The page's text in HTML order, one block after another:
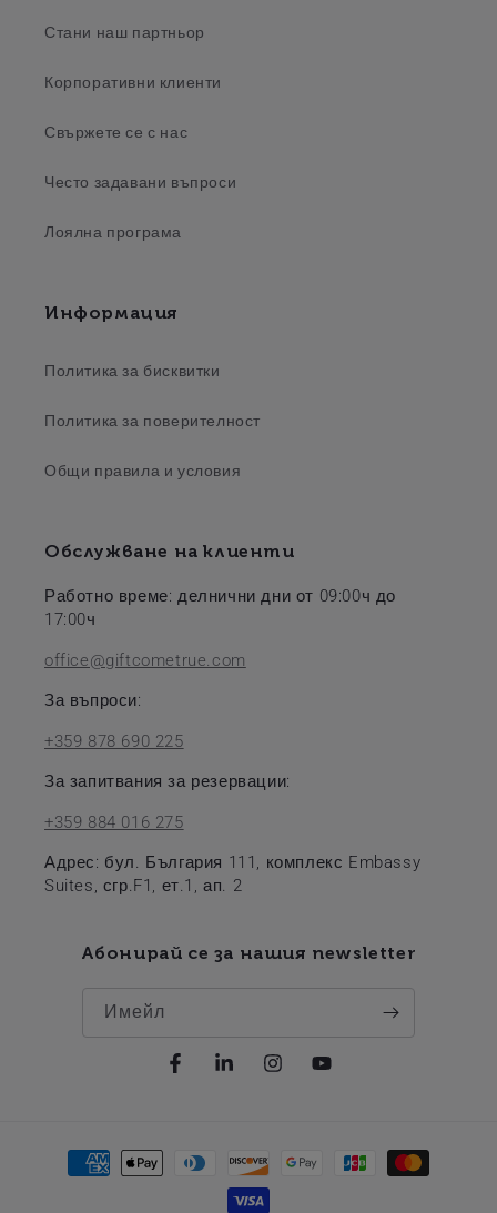
Стани наш партньор
Корпоративни клиенти
Свържете се с нас
Често задавани въпроси
Лоялна програма
Информация
Политика за бисквитки
Политика за поверителност
Общи правила и условия
Обслужване на клиенти
Работно време: делнични дни от 09:00ч до
17:00ч
office@giftcometrue.com
За въпроси:
+359 878 690 225
За запитвания за резервации:
+359 884 016 275
Адрес: бул. България 111, комплекс Embassy
Suites, сгр.F1, ет.1, ап. 2
Абонирай се за нашия newsletter
Имейл
FacebookLinkedinInstagramYouTube
Начин